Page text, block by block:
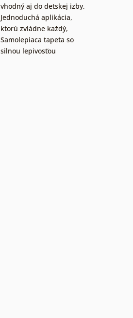
vhodný aj do detskej izby,
Jednoduchá aplikácia,
ktorú zvládne každý,
Samolepiaca tapeta so
silnou lepivosťou